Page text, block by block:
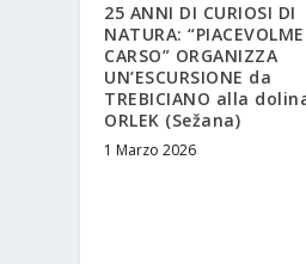
25 ANNI DI CURIOSI DI
NATURA:
CARSO” ORGANIZZA
UN’ESCURSIONE da
TREBICIANO alla
ORLEK (Sežana)
1 Marzo 2026